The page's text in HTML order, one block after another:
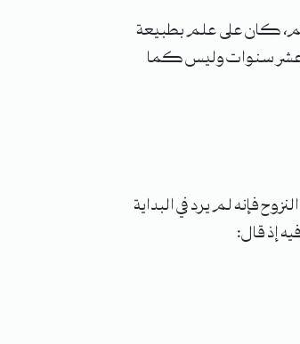
العزائم، كان على علم بطبيعة
عشر سنوات وليس كما
فإنه لم يرد في البداية
إذ قال: